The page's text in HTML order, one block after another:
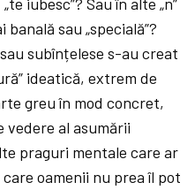
sau „specială”?
subînțelese s-au creat
ideatică, extrem de
greu în mod concret,
al asumării
praguri mentale care ar
oamenii nu prea îl pot